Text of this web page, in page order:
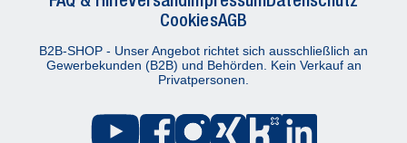
CookiesAGB
B2B-SHOP - Unser Angebot richtet sich ausschließlich an
Gewerbekunden (B2B) und Behörden. Kein Verkauf an
Privatpersonen.